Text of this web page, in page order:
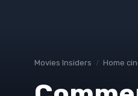
Movies Insiders Home